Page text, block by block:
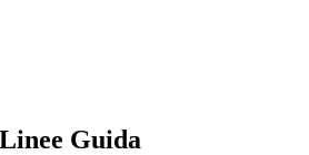
Guida